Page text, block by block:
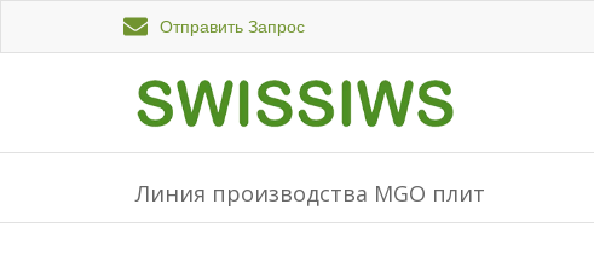
Отправить Запрос
Линия производства MGO плит